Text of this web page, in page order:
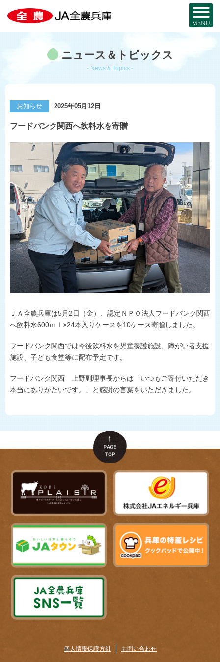
JA全農兵庫とは？
事業内容
組織概要
部署・事業所
採用情報
JAグループ兵庫
公式SNS一覧
兵庫の農を知る
兵庫の特産品MAP
米と麦
JA・MYひょうご
兵庫県産酒米
兵庫県産麦
コ・ノ・ホ・シ
野菜と花
ひょうごの野菜や花
淡路島たまねぎ
豆類
肉
世界の舌を魅了
食卓に上がるまで
おいしい話
お取り寄せ
暮らし・サービス
宅配サービス
JA葬祭ひょうご
シロアリから家を守る
JAのリフォーム・リノベーション
施主代行方式
県内JA-SS
LPガス
ニュース＆トピックス
- News & Topics -
お知らせ 2025年05月12日
フードバンク関西へ飲料水を寄贈
ＪＡ全農兵庫は5月 2日（金）、認定ＮＰＯ法人フードバンク関西
へ飲料水600ｍｌ ×24本入りケースを10ケース寄贈しました。
フードバンク関西では今後飲料水を児童養護施設、障がい者支援
施設、子ども食堂等に配布予定です。
フードバンク関西 上野副理事長からは「いつもご寄付いただき
本当にありがたいです。」と感謝の言葉をいただきました。
お問い合わせ
個人情報保護方針